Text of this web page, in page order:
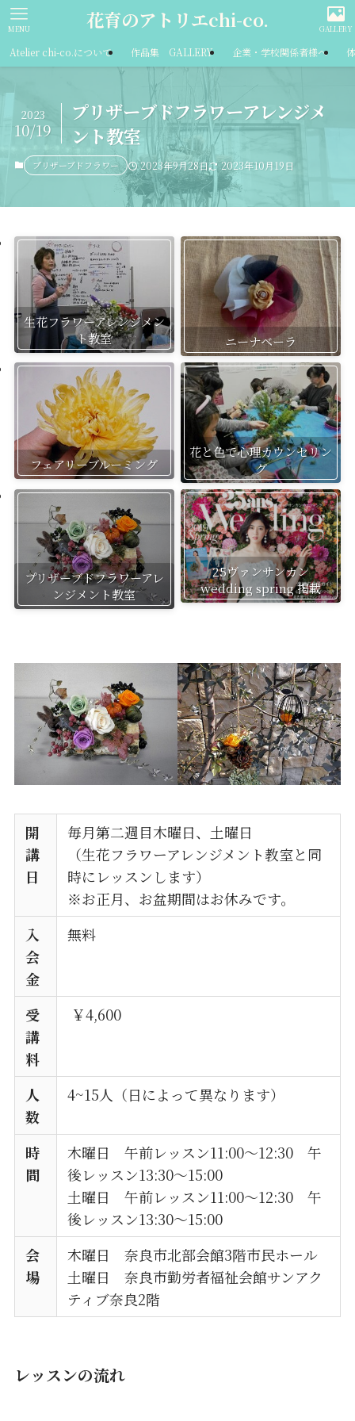
​花育のアトリエchi-co. GALLERY
MENU
Atelier chi-co.について 作品集 GALLERY 企業・学校関係者様へ
プリザーブドフラワーアレンジメ
ント教室
2023
10/19
プリザーブドフラワー 2023年9月28日 2023年10月19日
生花フラワーアレンジメン
ト教室
ニーナベーラ
フェアリーブルーミング
花と色で心理カウンセリン
グ
プリザーブドフラワーアレ
ンジメント教室
25ヴァンサンカン
wedding spring 掲載
開
講
日
毎月第二週目木曜日、土曜日
（生花フラワーアレンジメント教室と同
時にレッスンします）
※お正月、お盆期間はお休みです。
入
会
金
無料
受
講
料
￥4,600
人
数
4~15人（日によって異なります）
時
間
木曜日 午前レッスン11:00～12:30 午
後レッスン13:30～15:00
土曜日 午前レッスン11:00～12:30 午
後レッスン13:30～15:00
会
場
木曜日 奈良市北部会館3階市民ホール
土曜日 奈良市勤労者福祉会館サンアク
ティブ奈良2階
レッスンの流れ